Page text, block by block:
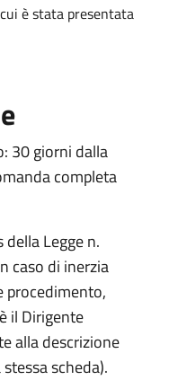
è stata presentata
30 giorni dalla
completa
Legge n.
caso di inerzia
procedimento,
il Dirigente
alla descrizione
scheda).